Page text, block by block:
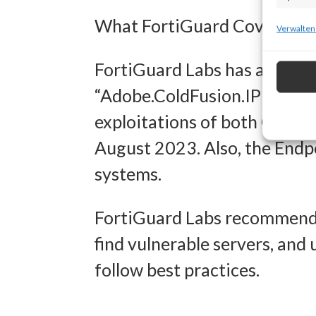
zur
What FortiGuard Coverage
FortiGuard Labs has an IPS
exploitations of both CVE-
August 2023. Also, the
systems.
FortiGuard Labs
find vulnerable servers, and
follow best practices.